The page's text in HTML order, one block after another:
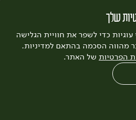
שלך
כדי לשפר את חוויית הגלישה
מהווה הסכמה בהתאם למדיניות.
הפרטיות של האתר.
מדיניות פרטיות
עיצוב:3bears פיתוח:Quatro